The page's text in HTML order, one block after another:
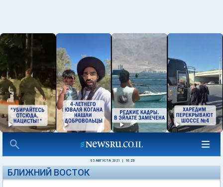
05 АВГУСТА 2021 10:23
БЛИЖНИЙ ВОСТОК